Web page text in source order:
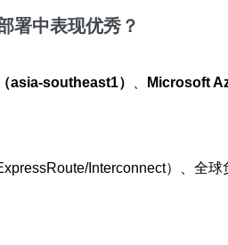
署中表现优秀？
asia-southeast1） Microsoft
Interconnect）、全